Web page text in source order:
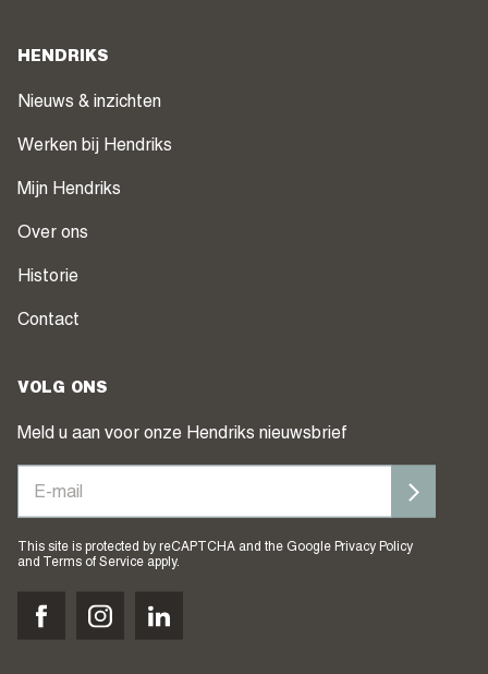
HENDRIKS
Nieuws & inzichten
Werken bij Hendriks
Mijn Hendriks
Over ons
Historie
Contact
VOLG ONS
Meld u aan voor onze Hendriks nieuwsbrief
This site is protected by reCAPTCHA and the Google Privacy Policy
and
Terms of Service apply.